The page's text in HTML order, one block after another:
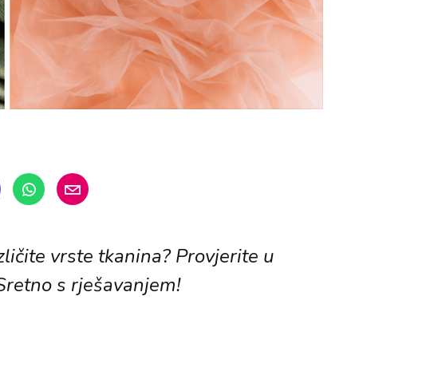
vrste tkanina? Provjerite u
s rješavanjem!